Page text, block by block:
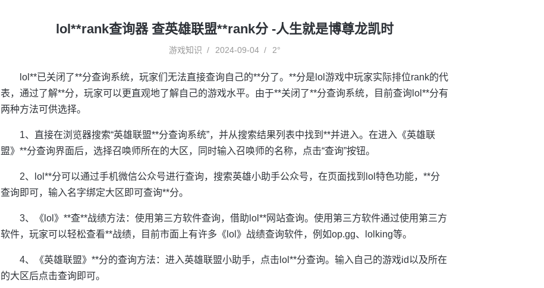
lol**rank查询器 查英雄联盟**rank分 -人生就是博尊龙凯时
游戏知识 2024-09-04 2°
lol**已关闭了**分查询系统，玩家们无法直接查询自己的**分了。**分是lol游戏中玩家实际排位rank的代
表，通过了解**分，玩家可以更直观地了解自己的游戏水平。由于**关闭了**分查询系统，目前查询lol**分有
两种方法可供选择。
1、直接在浏览器搜索“英雄联盟**分查询系统”，并从搜索结果列表中找到**并进入。在进入《英雄联
盟》**分查询界面后，选择召唤师所在的大区，同时输入召唤师的名称，点击“查询”按钮。
2、lol**分可以通过手机微信公众号进行查询，搜索英雄小助手公众号，在页面找到lol特色功能，**分
查询即可，输入名字绑定大区即可查询**分。
3、《lol》**查**战绩方法：使用第三方软件查询，借助lol**网站查询。使用第三方软件通过使用第三方
软件，玩家可以轻松查看**战绩，目前市面上有许多《lol》战绩查询软件，例如op.gg、lolking等。
4、《英雄联盟》**分的查询方法：进入英雄联盟小助手，点击lol**分查询。输入自己的游戏id以及所在
的大区后点击查询即可。